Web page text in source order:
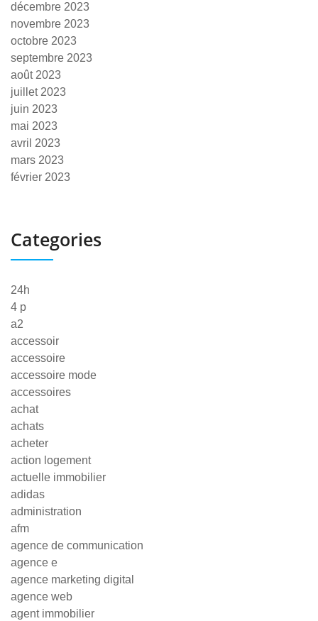
décembre 2023
novembre 2023
octobre 2023
septembre 2023
août 2023
juillet 2023
juin 2023
mai 2023
avril 2023
mars 2023
février 2023
Categories
24h
4 p
a2
accessoir
accessoire
accessoire mode
accessoires
achat
achats
acheter
action logement
actuelle immobilier
adidas
administration
afm
agence de communication
agence e
agence marketing digital
agence web
agent immobilier